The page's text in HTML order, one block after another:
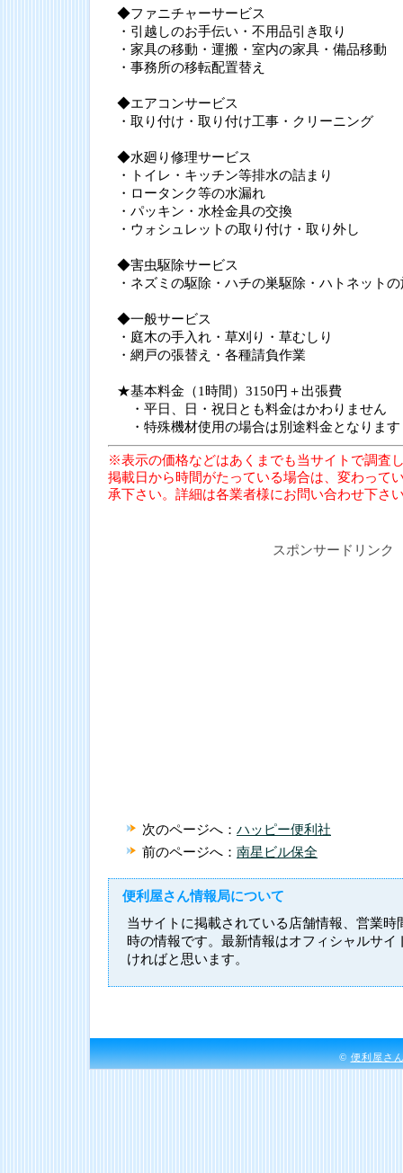
◆ファニチャーサービス
・引越しのお手伝い・不用品引き取り
・家具の移動・運搬・室内の家具・備品移動
・事務所の移転配置替え
◆エアコンサービス
・取り付け・取り付け工事・クリーニング
◆水廻り修理サービス
・トイレ・キッチン等排水の詰まり
・ロータンク等の水漏れ
・パッキン・水栓金具の交換
・ウォシュレットの取り付け・取り外し
◆害虫駆除サービス
・ネズミの駆除・ハチの巣駆除・ハトネット
◆一般サービス
・庭木の手入れ・草刈り・草むしり
・網戸の張替え・各種請負作業
★基本料金（1時間）3150円＋出張費
・平日、日・祝日とも料金はかわりません
・特殊機材使用の場合は別途料金となります
※表示の価格などはあくまでも当サイトで調査
掲載日から時間がたっている場合は、変わって
承下さい。詳細は各業者様にお問い合わせ下さ
スポンサードリンク
次のページへ： ハッピー便利社
前のページへ： 南星ビル保全
便利屋さん情報局について
当サイトに掲載されている店舗情報、営業時
時の情報です。最新情報はオフィシャルサイ
ければと思います。
©便利屋さ